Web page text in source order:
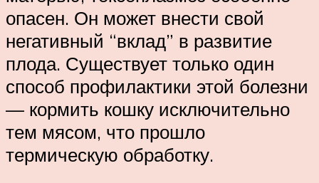
опасен. Он может внести свой
негативный “вклад” в развитие
плода. Существует только один
способ профилактики этой болезни
— кормить кошку исключительно
тем мясом, что прошло
термическую обработку.